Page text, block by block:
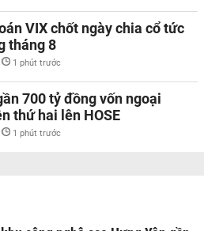
VIX chốt ngày chia cổ tức
tháng 8
1 phút trước
700 tỷ đồng vốn ngoại
thứ hai lên HOSE
1 phút trước